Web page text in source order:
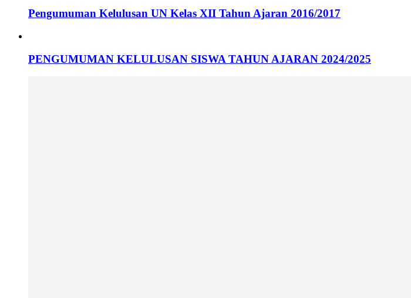
Pengumuman Kelulusan UN Kelas XII Tahun Ajaran 2016/2017
PENGUMUMAN KELULUSAN SISWA TAHUN AJARAN 2024/2025